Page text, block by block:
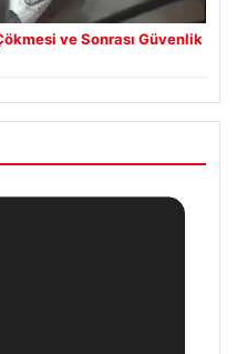
ve Sonrası Güvenlik